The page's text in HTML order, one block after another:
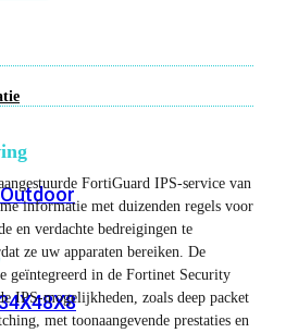
Outdoor
4X48X8
FortiGuard IPS-service van
informatie met duizenden regels voor
en verdachte bedreigingen te
ze uw apparaten bereiken. De
geïntegreerd in de Fortinet Security
IPS-mogelijkheden, zoals deep packet
met toonaangevende prestaties en